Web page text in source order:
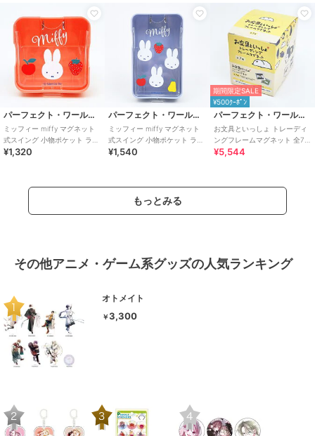
パーフェクト・ワールド・トーキョー
ミッフィー miffy マグネット
式スイング 小物ポケット ラン
チ ピンク
¥1,320
パーフェクト・ワールド・トーキョー
ミッフィー miffy マグネット
式スイング 小物ポケット ラン
チ ブルー
¥1,540
期間限定SALE
¥500ｸｰﾎﾟﾝ
パーフェクト・ワールド・トーキョー
お文具といっしょ トレーディ
ングフレームマグネット 全7種
コンプリートBOX
¥5,544
もっとみる
その他アニメ・ゲーム系グッズの人気ランキング
オトメイト
￥3,300